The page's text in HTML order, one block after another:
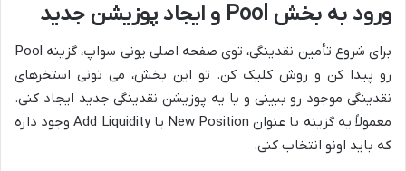
ورود به بخش Pool و ایجاد پوزیشن جدید
برای شروع تأمین نقدینگی، توی صفحه اصلی یونی سواپ، گزینه Pool
رو پیدا کن و روش کلیک کن. تو این بخش، می تونی استخرهای
نقدینگی موجود رو ببینی و یا یه پوزیشن نقدینگی جدید ایجاد کنی.
معمولاً یه گزینه با عنوان New Position یا Add Liquidity وجود داره
که باید اونو انتخاب کنی.